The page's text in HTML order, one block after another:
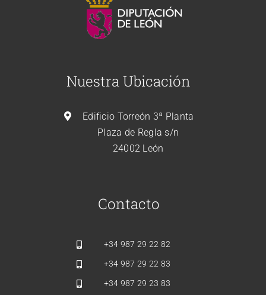
Nuestra Ubicación
Edificio Torreón 3ª Planta
Plaza de Regla s/n
24002 León
Contacto
+34 987 29 22 82
+34 987 29 22 83
+34 987 29 23 83